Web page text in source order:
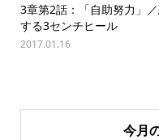
3章第2話：「自助努力」
する3センチヒール
2017.01.16
今月